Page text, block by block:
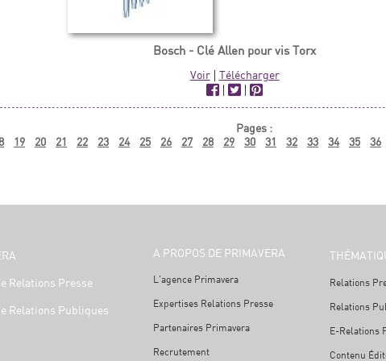
Bosch - Clé Allen pour vis Torx
Voir| Télécharger
|
|
Pages :
19 20 21 22 23 24 25 26 27 28 29 30 31 32 33 34 35 36
Relations Presse
Relations Publiques
A PROPOS DE PRIMAVERA
L'agence Primavera
Expertises Relations Presse
Partenaires Primavera
Recrutement
Relations
Relations
E-Relations
Contenu